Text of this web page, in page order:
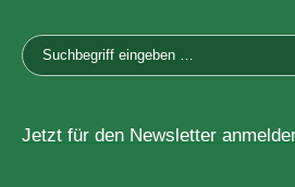
Jetzt für den Newsletter